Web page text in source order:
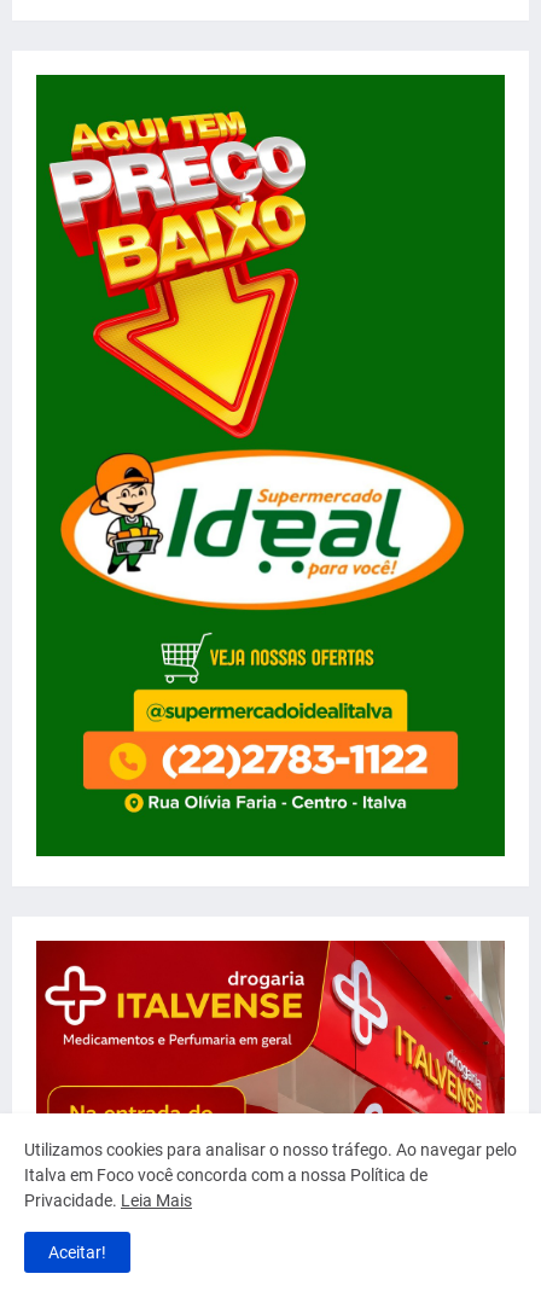
Utilizamos cookies para analisar o nosso tráfego. Ao navegar pelo
Italva em Foco você concorda com a nossa Política de
Privacidade. Leia Mais
Aceitar!